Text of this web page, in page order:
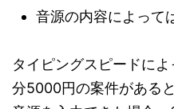
音源の内容によって
タイピングスピードに
分5000円の案件がある